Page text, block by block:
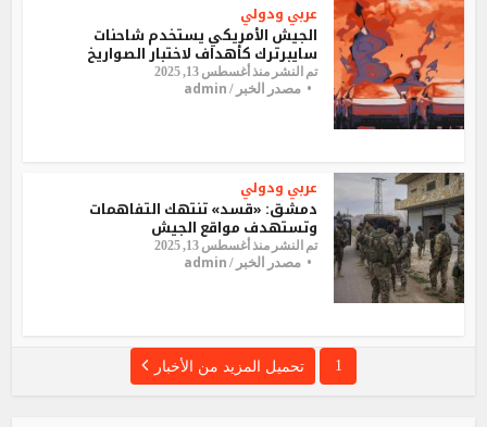
عربي ودولي
الجيش الأمريكي يستخدم شاحنات
سايبرترك كأهداف لاختبار الصواريخ
تم النشر منذ أغسطس 13, 2025
مصدر الخبر / admin
عربي ودولي
دمشق: «قسد» تنتهك التفاهمات
وتستهدف مواقع الجيش
تم النشر منذ أغسطس 13, 2025
مصدر الخبر / admin
1 تحميل المزيد من الأخبار